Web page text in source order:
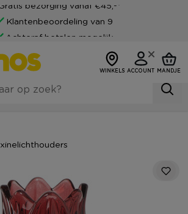
bezorging vanaf €45,-*
Klantenbeoordeling van 9
Achteraf betalen mogelijk
WINKELS ACCOUNT MANDJE